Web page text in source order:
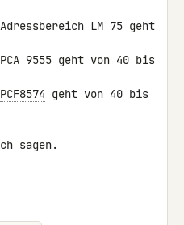
LM 75 geht
9555 geht von 40 bis
PCF8574 geht von 40 bis
sagen.